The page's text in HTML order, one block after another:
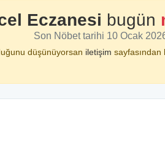
Eczanesi bugün
Son Nöbet tarihi 10 Ocak
düşünüyorsan iletişim sayfasından